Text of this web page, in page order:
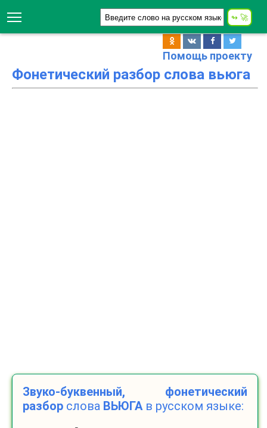
Помощь проекту
Фонетический разбор слова вьюга
Звуко-буквенный, фонетический
разбор слова ВЬЮГАв русском языке: